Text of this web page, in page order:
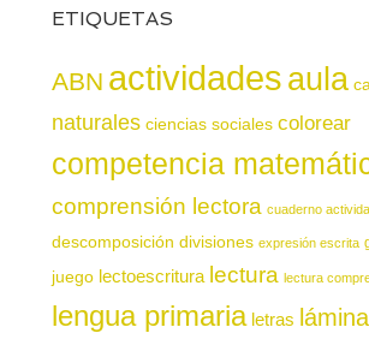
ETIQUETAS
ABN actividadesaula
naturales ciencias sociales colorear
competencia
comprensión lectora cuaderno
descomposición divisiones expresión escrita
juego lectoescritura lectura lectura
lengua primaria letras